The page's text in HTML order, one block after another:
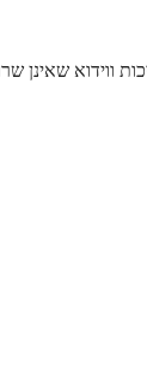
ווידוא שאינן